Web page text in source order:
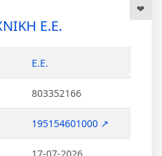
Ε.Ε.
Ε.Ε.
803352166
195154601000 ↗